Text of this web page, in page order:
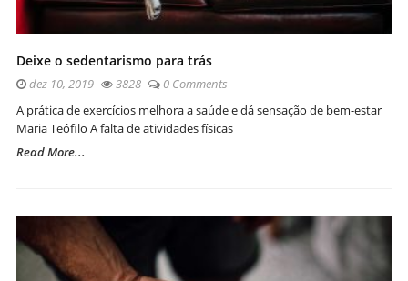
Deixe o sedentarismo para trás
dez 10, 2019 3828
0 Comments
A prática de exercícios melhora a saúde e dá sensação de bem-estar
Maria Teófilo A falta de atividades físicas
Read More...